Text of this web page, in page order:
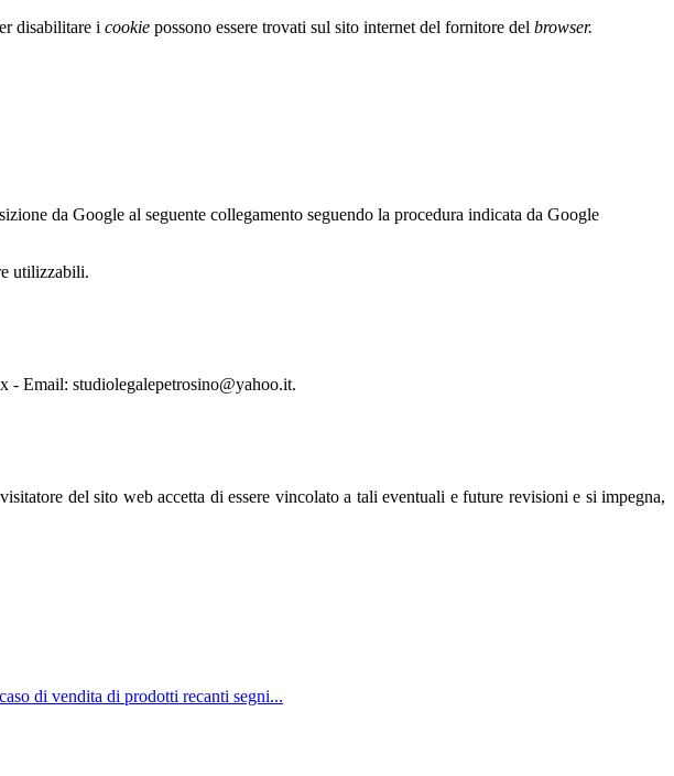
disabilitare i cookie possono essere trovati sul sito internet del fornitore del browser.
da Google al seguente collegamento seguendo la procedura indicata da Google
utilizzabili.
- Email: studiolegalepetrosino@yahoo.it.
del sito web accetta di essere vincolato a tali eventuali e future revisioni e si impegna,
di vendita di prodotti recanti segni...